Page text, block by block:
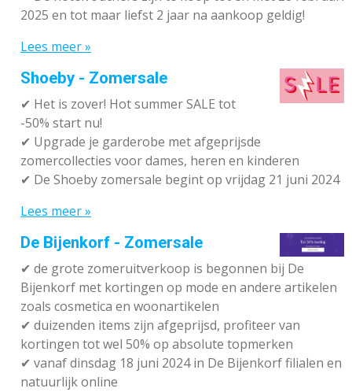
2025 en tot maar liefst 2 jaar na aankoop geldig!
Lees meer »
Shoeby - Zomersale
✔ Het is zover! Hot summer SALE tot
-50% start nu!
✔ Upgrade je garderobe met afgeprijsde
zomercollecties voor dames, heren en kinderen
✔ De Shoeby zomersale begint op vrijdag 21 juni 2024
Lees meer »
De Bijenkorf - Zomersale
✔ de grote zomeruitverkoop is begonnen bij De
Bijenkorf met kortingen op mode en andere artikelen
zoals cosmetica en woonartikelen
✔ duizenden items zijn afgeprijsd, profiteer van
kortingen tot wel 50% op absolute topmerken
✔ vanaf dinsdag 18 juni 2024 in De Bijenkorf filialen en
natuurlijk online